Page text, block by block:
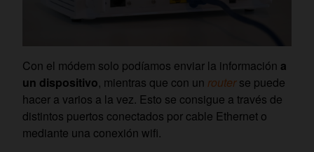
Con el módem solo podíamos enviar la información a
un dispositivo, mientras que con un router se puede
hacer a varios a la vez. Esto se consigue a través de
distintos puertos conectados por cable Ethernet o
mediante una conexión wifi.